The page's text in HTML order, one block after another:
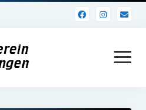
Menü
öffnen